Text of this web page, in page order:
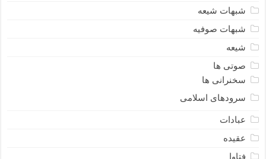
شبهات شیعه
شبهات صوفیه
شیعه
صوتی ها
سخنرانی ها
سرودهای اسلامی
عبادات
عقیده
فتاوا